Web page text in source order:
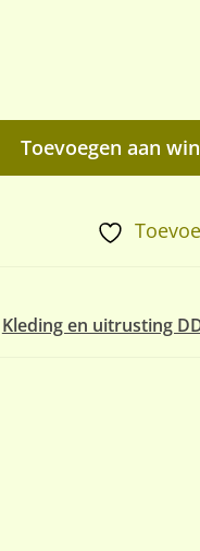
Toevoegen aan
Kleding en uitrusting